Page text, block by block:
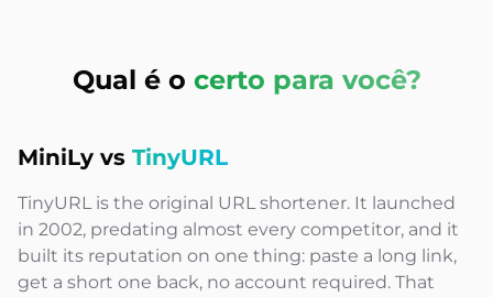
Qual é o certo para você?
MiniLy vs TinyURL
TinyURL is the original URL shortener. It launched
in 2002, predating almost every competitor, and it
built its reputation on one thing: paste a long link,
get a short one back, no account required. That